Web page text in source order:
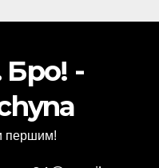
Бро! -
першим!